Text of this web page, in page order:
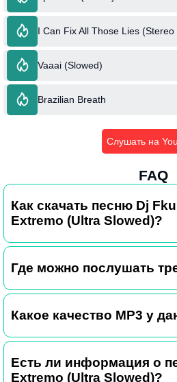
I Can Fix All Those Lies (Stereo
Vaaai (Slowed)
Brazilian Breath
Слушать на
FAQ
Как скачать песню Dj
Extremo (Ultra Slowed)?
Где можно послушать
Какое качество MP3 у
Есть ли информация о
Extremo (Ultra Slowed)?